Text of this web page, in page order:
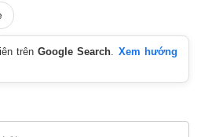
trênGoogle Search
Xem hướng